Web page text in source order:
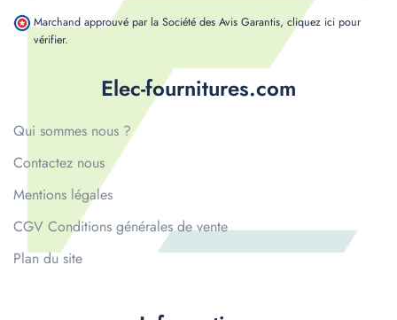
Elec-fournitures.com
Qui sommes nous ?
Contactez nous
Mentions légales
CGV Conditions générales de vente
Plan du site
Marchand approuvé par la Société des Avis Garantis, cliquez ici pour
vérifier.